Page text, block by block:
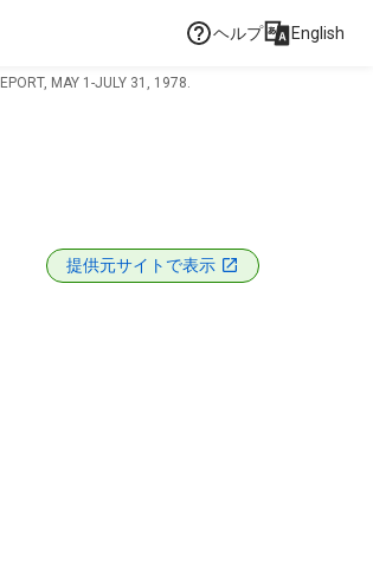
ヘルプ English
MAY 1-JULY 31, 1978.
提供元サイトで表示